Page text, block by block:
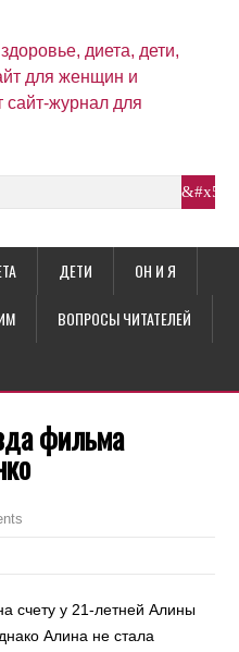
ДЕТИ ОН И Я
ВОПРОСЫ ЧИТАТЕЛЕЙ
фильма
счету у 21-летней Алины
Алина не стала